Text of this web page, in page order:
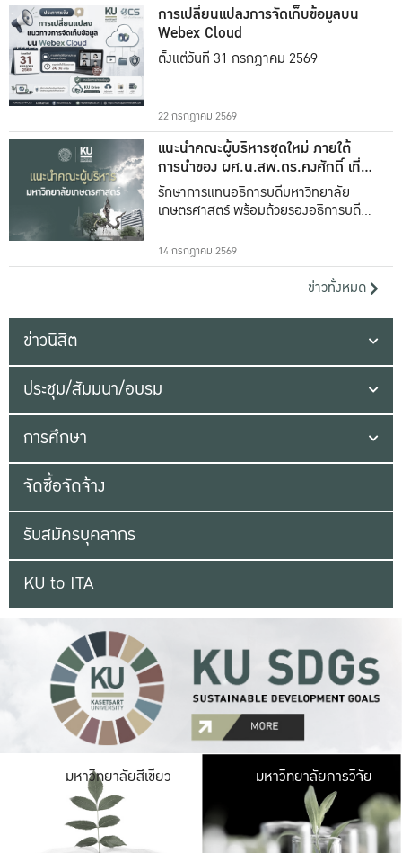
การเปลี่ยนแปลงการจัดเก็บข้อมูลบน
Webex Cloud
ตั้งแต่วันที่ 31 กรกฎาคม 2569
22 กรกฎาคม 2569
แนะนำคณะผู้บริหารชุดใหม่ ภายใต้
การนำของ ผศ.น.สพ.ดร.คงศักดิ์ เที่ยง
ธรรม
รักษาการแทนอธิการบดีมหาวิทยาลัย
เกษตรศาสตร์ พร้อมด้วยรองอธิการบดีทั้ง
14 กรกฎาคม 2569
ข่าวทั้งหมด
ข่าวนิสิต
ประชุม/สัมมนา/อบรม
การศึกษา
จัดซื้อจัดจ้าง
รับสมัครบุคลากร
KU to ITA
มหาวิทยาลัยสีเขียว มหาวิ
มีพื้นที่เขียวสดใส
เป็นป่าในเมือง เกษต
มหาวิทยาลัยการวิจัย